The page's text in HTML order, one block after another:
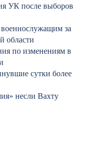
УК после выборов
за
области
по изменениям в
сутки более
несли Вахту